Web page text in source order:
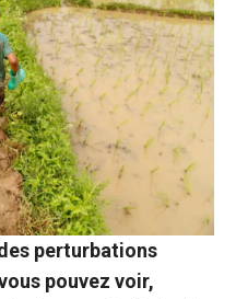
perturbations
pouvez voir,